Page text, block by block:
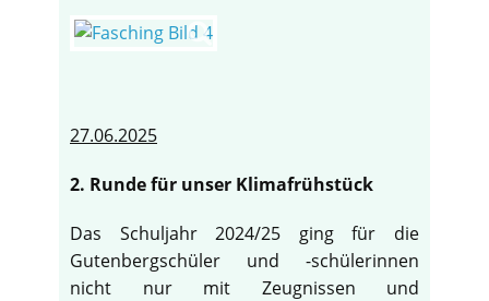
27.06.2025
2. Runde für unser Klimafrühstück
Das Schuljahr 2024/25 ging für die
Gutenbergschüler und -schülerinnen
nicht nur mit Zeugnissen und